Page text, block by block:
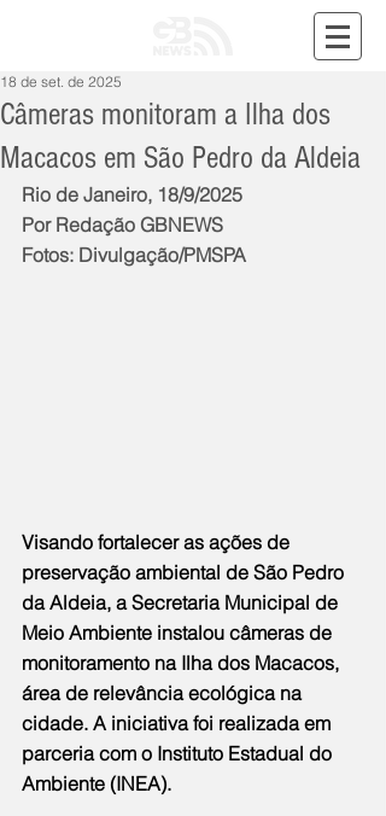
Câmeras monitoram a Ilha dos
Macacos em São Pedro da Aldeia
18 de set. de 2025
Rio de Janeiro, 18/9/2025
Por Redação GBNEWS
Fotos: Divulgação/PMSPA
Visando fortalecer as ações de
preservação ambiental de São Pedro
da Aldeia, a Secretaria Municipal de
Meio Ambiente instalou câmeras de
monitoramento na Ilha dos Macacos,
área de relevância ecológica na
cidade. A iniciativa foi realizada em
parceria com o Instituto Estadual do
Ambiente (INEA).